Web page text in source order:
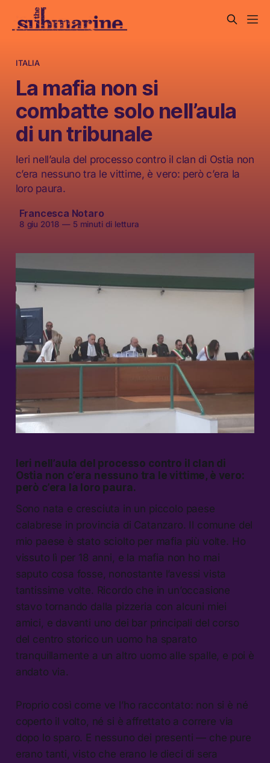
ITALIA
La mafia non si
combatte solo nell’aula
di un tribunale
Ieri nell’aula del processo contro il clan di Ostia non
c’era nessuno tra le vittime, è vero: però c’era la
loro paura.
Francesca Notaro
8 giu 2018 —5 minuti di lettura
Ieri nell’aula del processo contro il clan di
Ostia non c’era nessuno tra le vittime, è vero:
però c’era la loro paura.
Sono nata e cresciuta in un piccolo paese
calabrese in provincia di Catanzaro. Il comune del
mio paese è stato sciolto per mafia più volte. Ho
vissuto lì per 18 anni, e la mafia non ho mai
saputo cosa fosse, nonostante l’avessi vista
tantissime volte. Ricordo che in un’occasione
stavo tornando dalla pizzeria con alcuni miei
amici, e davanti uno dei bar principali del corso
del centro storico un uomo ha sparato
tranquillamente a un altro uomo alle spalle, e poi è
andato via.
Proprio così come ve l’ho raccontato: non si è né
coperto il volto, né si è affrettato a correre via
dopo lo sparo. E nessuno dei presenti — che pure
erano tanti, visto che erano le dieci di sera